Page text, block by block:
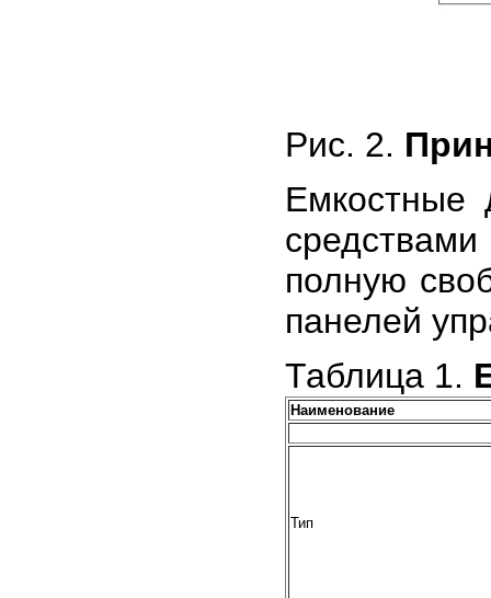
Рис. 2.
Емкостные
полную
панелей
Таблица 1.
Наименование
Тип